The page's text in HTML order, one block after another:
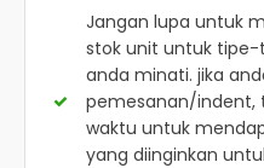
Jangan lupa untuk
stok unit untuk tipe-
anda minati. jika
pemesanan/indent,
waktu untuk
yang diinginkan